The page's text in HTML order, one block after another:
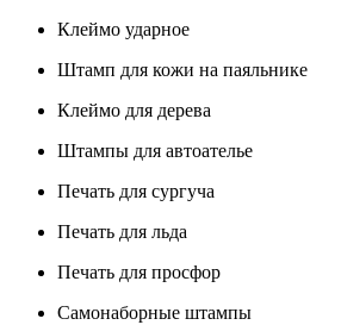
Клеймо ударное
Штамп для кожи на паяльнике
Клеймо для дерева
Штампы для автоателье
Печать для сургуча
Печать для льда
Печать для просфор
Самонаборные штампы